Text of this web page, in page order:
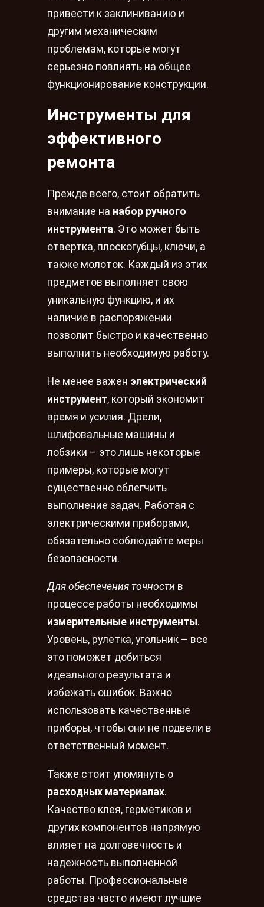
привести к заклиниванию и
другим механическим
проблемам, которые могут
серьезно повлиять на общее
функционирование конструкции.
Инструменты для
эффективного
ремонта
Прежде всего, стоит обратить
внимание на набор ручного
инструмента. Это может быть
отвертка, плоскогубцы, ключи, а
также молоток. Каждый из этих
предметов выполняет свою
уникальную функцию, и их
наличие в распоряжении
позволит быстро и качественно
выполнить необходимую работу.
Не менее важен электрический
инструмент, который экономит
время и усилия. Дрели,
шлифовальные машины и
лобзики – это лишь некоторые
примеры, которые могут
существенно облегчить
выполнение задач. Работая с
электрическими приборами,
обязательно соблюдайте меры
безопасности.
Для обеспечения точности в
процессе работы необходимы
измерительные инструменты.
Уровень, рулетка, угольник – все
это поможет добиться
идеального результата и
избежать ошибок. Важно
использовать качественные
приборы, чтобы они не подвели в
ответственный момент.
Также стоит упомянуть о
расходных материалах.
Качество клея, герметиков и
других компонентов напрямую
влияет на долговечность и
надежность выполненной
работы. Профессиональные
средства часто имеют лучшие